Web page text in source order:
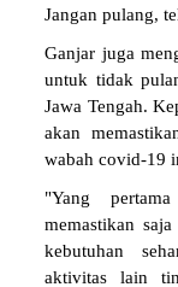
Jangan pulang,
Ganjar juga
untuk tidak
Jawa Tengah.
akan
wabah covid-19
"Yang
memastikan
kebutuhan
aktivitas lain